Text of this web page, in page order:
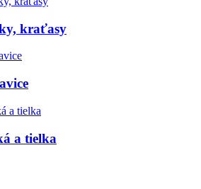
kraťasy
a tielka